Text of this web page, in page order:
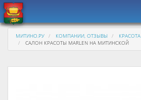
МИТИНО.РУ КОМПАНИИ, ОТЗЫВЫ КРАСОТА
САЛОН КРАСОТЫ MARLEN НА МИТИНСКОЙ